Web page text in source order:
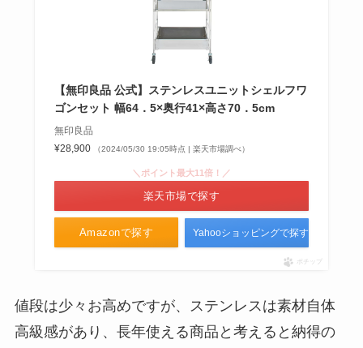
【無印良品 公式】ステンレスユニットシェルフワ
ゴンセット 幅64．5×奥行41×高さ70．5cm
無印良品
¥28,900
（2024/05/30 19:05時点 | 楽天市場調べ）
Amazonで探す
＼ポイント最大11倍！／
楽天市場で探す
Yahooショッピングで探す
ポチップ
値段は少々お高めですが、ステンレスは素材自体
高級感があり、長年使える商品と考えると納得の